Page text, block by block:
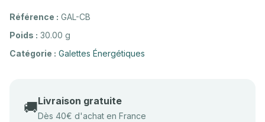
Référence : GAL-CB
Poids : 30.00 g
Catégorie : Galettes Énergétiques
🚚Livraison gratuite
Dès 40€ d'achat en France